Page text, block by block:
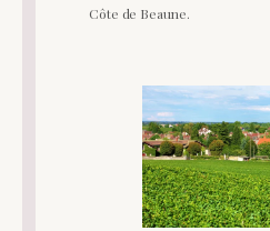
Côte de Beaune.